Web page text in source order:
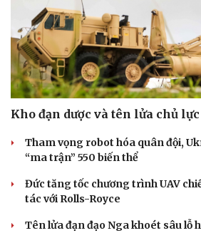
Kho đạn dược và tên lửa chủ
Tham vọng robot hóa quân đội,
“ma trận” 550 biến thể
Đức tăng tốc chương trình UAV
tác với Rolls-Royce
Tên lửa đạn đạo Nga khoét sâu lỗ